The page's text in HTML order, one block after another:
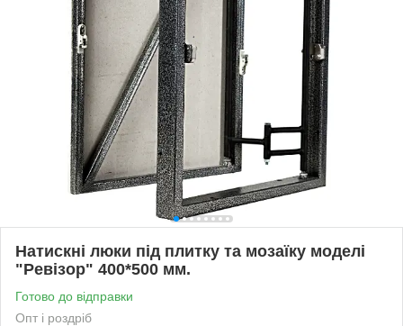
Натискні люки під плитку та мозаїку моделі
"Ревізор" 400*500 мм.
Готово до відправки
Опт і роздріб